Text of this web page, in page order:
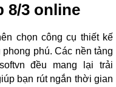
8/3 online
chọn công cụ thiết kế
phú. Các nền tảng
đều mang lại trải
bạn rút ngắn thời gian